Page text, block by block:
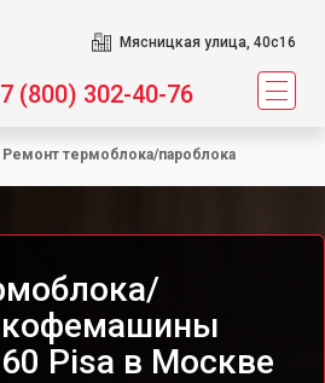
Мясницкая улица, 40с16
(800) 302-40-76
Ремонт термоблока/пароблока
кофемашины
Pisa в Москве